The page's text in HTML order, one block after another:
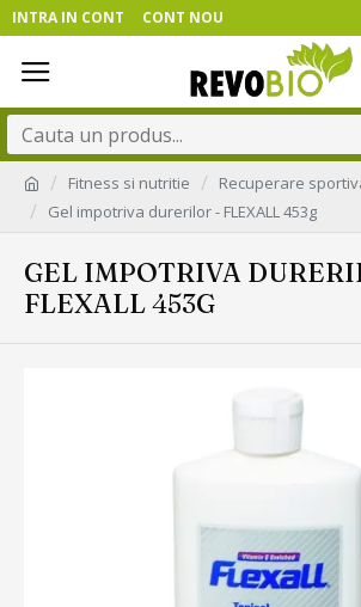
INTRA IN CONT CONT NOU
Fitness si nutritie
Recuperare
Gel impotriva durerilor - FLEXALL 453g
GEL IMPOTRIVA
FLEXALL 453G